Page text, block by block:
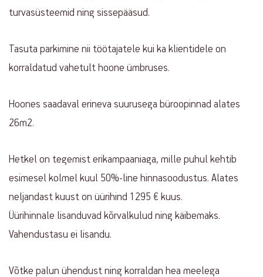
turvasüsteemid ning sissepääsud.
Tasuta parkimine nii töötajatele kui ka klientidele on
korraldatud vahetult hoone ümbruses.
Hoones saadaval erineva suurusega büroopinnad alates
26m2.
Hetkel on tegemist erikampaaniaga, mille puhul kehtib
esimesel kolmel kuul 50%-line hinnasoodustus. Alates
neljandast kuust on üürihind 1295 € kuus.
Üürihinnale lisanduvad kõrvalkulud ning käibemaks.
Vahendustasu ei lisandu.
Võtke palun ühendust ning korraldan hea meelega